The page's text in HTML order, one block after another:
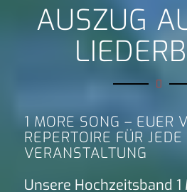
AUSZUG
1 MORE SONG – EUER
REPERTOIRE FÜR JEDE
VERANSTALTUNG
Unsere Hochzeitsband 1